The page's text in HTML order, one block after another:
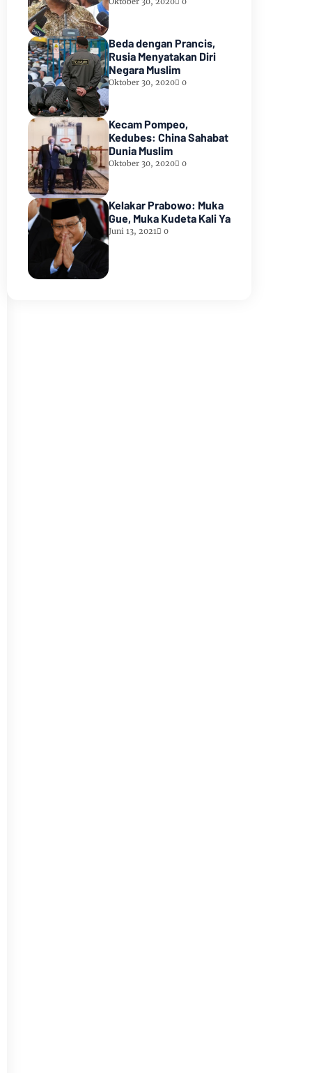
Beda dengan Prancis,
Rusia Menyatakan Diri
Negara Muslim
Oktober 30, 2020 0
Kecam Pompeo,
Kedubes: China Sahabat
Dunia Muslim
Oktober 30, 2020 0
Kelakar Prabowo: Muka
Gue, Muka Kudeta Kali Ya
Juni 13, 2021 0